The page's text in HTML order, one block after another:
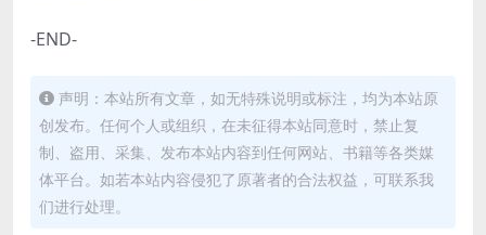
-END-
声明：本站所有文章，如无特殊说明或标注，均为本站原
创发布。任何个人或组织，在未征得本站同意时，禁止复
制、盗用、采集、发布本站内容到任何网站、书籍等各类媒
体平台。如若本站内容侵犯了原著者的合法权益，可联系我
们进行处理。